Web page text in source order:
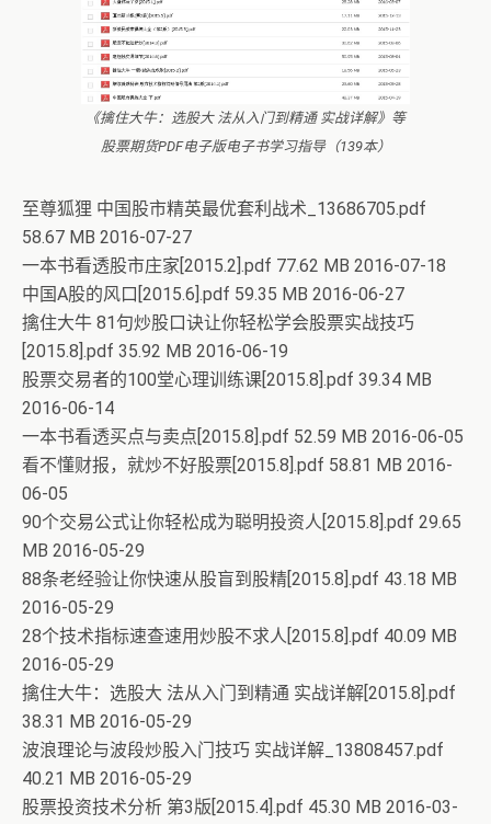
《擒住大牛：选股大 法从入门到精通 实战详解》等
股票期货PDF电子版电子书学习指导（139本）
至尊狐狸 中国股市精英最优套利战术_13686705.pdf
58.67 MB 2016-07-27
一本书看透股市庄家[2015.2].pdf 77.62 MB 2016-07-18
中国A股的风口[2015.6].pdf 59.35 MB 2016-06-27
擒住大牛 81句炒股口诀让你轻松学会股票实战技巧
[2015.8].pdf 35.92 MB 2016-06-19
股票交易者的100堂心理训练课[2015.8].pdf 39.34 MB
2016-06-14
一本书看透买点与卖点[2015.8].pdf 52.59 MB 2016-06-05
看不懂财报，就炒不好股票[2015.8].pdf 58.81 MB 2016-
06-05
90个交易公式让你轻松成为聪明投资人[2015.8].pdf 29.65
MB 2016-05-29
88条老经验让你快速从股盲到股精[2015.8].pdf 43.18 MB
2016-05-29
28个技术指标速查速用炒股不求人[2015.8].pdf 40.09 MB
2016-05-29
擒住大牛：选股大 法从入门到精通 实战详解[2015.8].pdf
38.31 MB 2016-05-29
波浪理论与波段炒股入门技巧 实战详解_13808457.pdf
40.21 MB 2016-05-29
股票投资技术分析 第3版[2015.4].pdf 45.30 MB 2016-03-